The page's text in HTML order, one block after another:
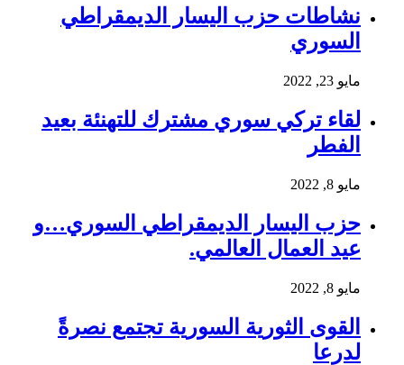
نشاطات حزب اليسار الديمقراطي
السوري
مايو 23, 2022
لقاء تركي سوري مشترك للتهنئة بعيد
الفطر
مايو 8, 2022
حزب اليسار الديمقراطي السوري…و
عيد العمال العالمي.
مايو 8, 2022
القوى الثورية السورية تجتمع نصرةً
لدرعا